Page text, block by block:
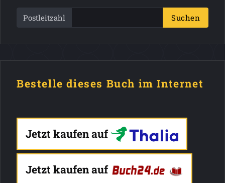
Postleitzahl Suchen
Bestelle dieses Buch im Internet
Jetzt kaufen auf
Jetzt kaufen auf